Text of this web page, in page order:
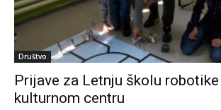
Društvo
Prijave za Letnju školu
kulturnom centru